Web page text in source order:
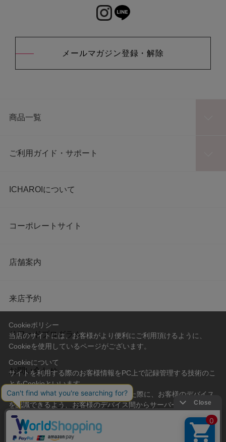
メールマガジン登録・解除
商品一覧
ご利用ガイド・サポート
ICHAROIについて
コーポレートサイト
店舗案内
来店予約
リワードプログラム
お問い合わせ
会社概要 プライバシーポリシー
利用規約 特定商取引法に基づく表記
Cookieポリシー
当店のサイトには、お客様がより便利にご利用頂けるように、
Cookieを使用しているページがございます。
Cookieについて
サイトを利用する際のお客様情報をPC上で記録管理する技術のこ
とをCookieといいます。
Cookieはお客様がサイトを再訪問された際に、お客様のデバイス
を認識できるよう、お客様のデバイス間からサーバーへ送り返さ
れます。
なお、Cookieに保存されている情報のみで、お客様個人を特定す
ることはできません。